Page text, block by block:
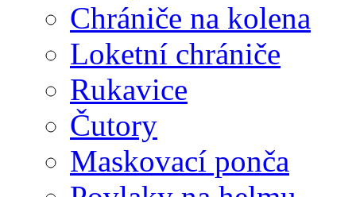
Chrániče na kolena
Loketní chrániče
Rukavice
Čutory
Maskovací ponča